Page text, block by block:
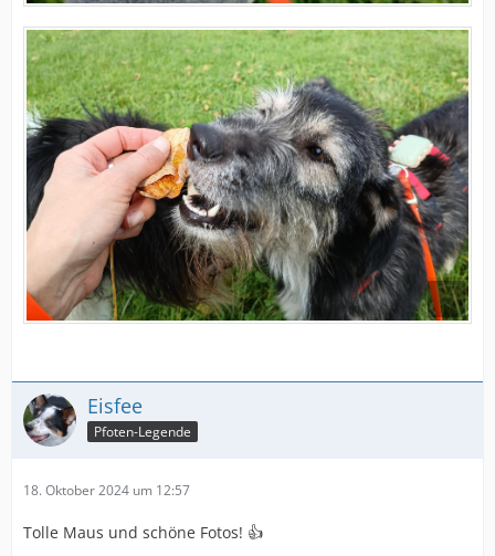
Eisfee
Pfoten-Legende
18. Oktober 2024 um 12:57
Tolle Maus und schöne Fotos! 👍